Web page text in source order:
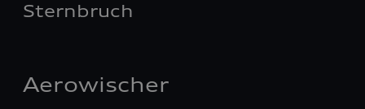
Sternbruch
Aerowischer